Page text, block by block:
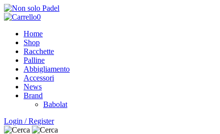
Salta
al
principale
0
Home
Shop
Racchette
Palline
Abbigliamento
Accessori
News
Brand
Babolat
Login / Register